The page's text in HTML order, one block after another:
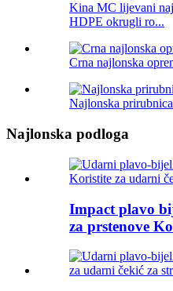
Kina MC lijevani
HDPE okrugli ro...
Crna najlonska
Najlonska prirubnica
Najlonska podloga
Impact plavo
za prstenove